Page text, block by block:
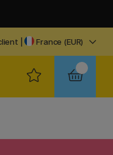
| France (EUR)